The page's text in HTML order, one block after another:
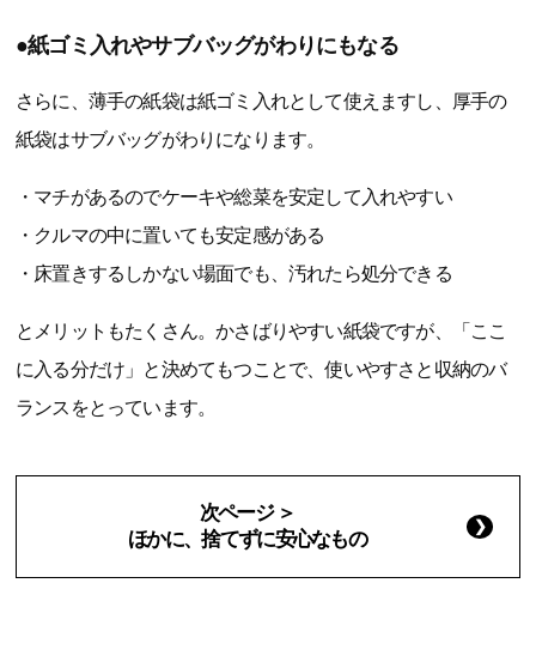
●紙ゴミ入れやサブバッグがわりにもなる
さらに、薄手の紙袋は紙ゴミ入れとして使えますし、厚手の
紙袋はサブバッグがわりになります。
・マチがあるのでケーキや総菜を安定して入れやすい
・クルマの中に置いても安定感がある
・床置きするしかない場面でも、汚れたら処分できる
とメリットもたくさん。かさばりやすい紙袋ですが、「ここ
に入る分だけ」と決めてもつことで、使いやすさと収納のバ
ランスをとっています。
次ページ ＞
ほかに、捨てずに安心なもの